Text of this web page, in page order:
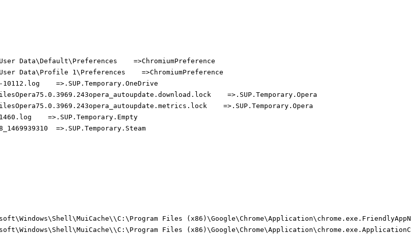
Data\Default\Preferences    =>ChromiumPreference
Data\Profile 1\Preferences    =>ChromiumPreference
=>.SUP.Temporary.OneDrive
=>.SUP.Temporary.Opera
=>.SUP.Temporary.Opera
=>.SUP.Temporary.Empty
=>.SUP.Temporary.Steam
Files
Files